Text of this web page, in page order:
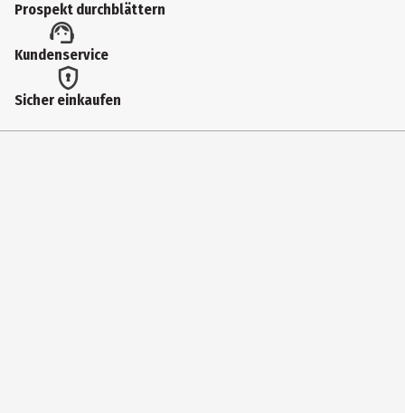
Prospekt durchblättern
Kundenservice
Sicher einkaufen